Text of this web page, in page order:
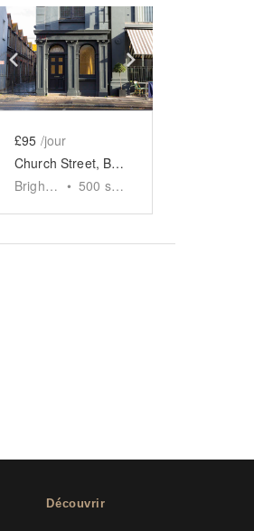
next slide
Show previous slideShow next slide
£95 /jour
Church Street, Brighton — The Converted Chapel Retail Space
Brighton • 500 sq ft
Découvrir